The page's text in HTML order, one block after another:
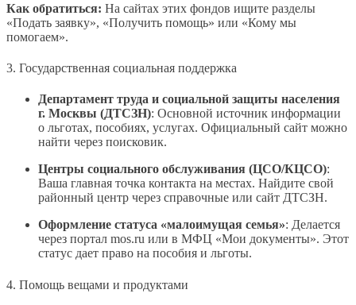
Как обратиться: На сайтах этих фондов ищите разделы
«Подать заявку», «Получить помощь» или «Кому мы
помогаем».
3. Государственная социальная поддержка
Департамент труда и социальной защиты населения
г. Москвы (ДТСЗН): Основной источник информации
о льготах, пособиях, услугах. Официальный сайт можно
найти через поисковик.
Центры социального обслуживания (ЦСО/КЦСО):
Ваша главная точка контакта на местах. Найдите свой
районный центр через справочные или сайт ДТСЗН.
Оформление статуса «малоимущая семья»: Делается
через портал mos.ru или в МФЦ «Мои документы». Этот
статус дает право на пособия и льготы.
4. Помощь вещами и продуктами